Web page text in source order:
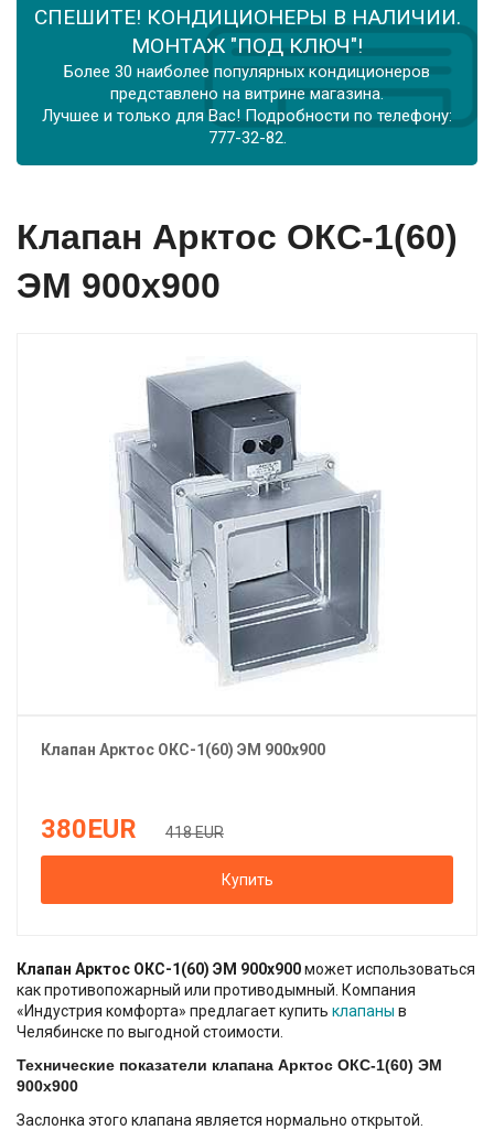
СПЕШИТЕ! КОНДИЦИОНЕРЫ В НАЛИЧИИ.
МОНТАЖ "ПОД КЛЮЧ"!
Более 30 наиболее популярных кондиционеров
представлено на витрине магазина.
Лучшее и только для Вас! Подробности по телефону:
777-32-82.
Клапан Арктос ОКС-1(60)
ЭМ 900х900
Клапан АрктосОКС-1(60) ЭМ 900х900
380EUR 418 EUR
Купить
Клапан Арктос ОКС-1(60) ЭМ 900х900может использоваться
как противопожарный или противодымный. Компания
«Индустрия комфорта» предлагает купить клапаны в
Челябинске по выгодной стоимости.
Технические показатели клапана Арктос ОКС-1(60) ЭМ
900х900
Заслонка этого клапана является нормально открытой.